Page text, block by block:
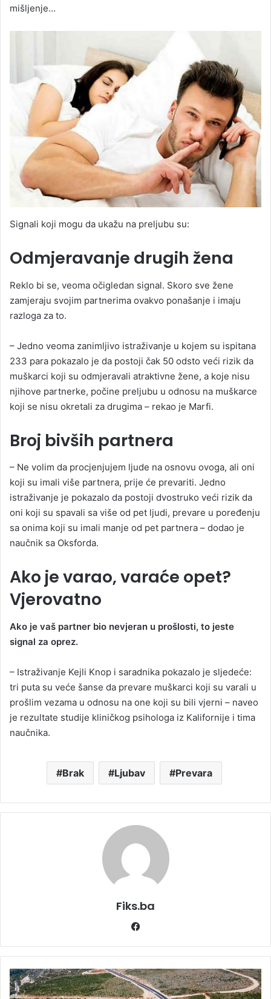
mišljenje…
Signali koji mogu da ukažu na preljubu su:
Odmjeravanje drugih žena
Reklo bi se, veoma očigledan signal. Skoro sve žene
zamjeraju svojim partnerima ovakvo ponašanje i imaju
razloga za to.
– Jedno veoma zanimljivo istraživanje u kojem su ispitana
233 para pokazalo je da postoji čak 50 odsto veći rizik da
muškarci koji su odmjeravali atraktivne žene, a koje nisu
njihove partnerke, počine preljubu u odnosu na muškarce
koji se nisu okretali za drugima – rekao je Marfi.
Broj bivših partnera
– Ne volim da procjenjujem ljude na osnovu ovoga, ali oni
koji su imali više partnera, prije će prevariti. Jedno
istraživanje je pokazalo da postoji dvostruko veći rizik da
oni koji su spavali sa više od pet ljudi, prevare u poređenju
sa onima koji su imali manje od pet partnera – dodao je
naučnik sa Oksforda.
Ako je varao, varaće opet?
Vjerovatno
Ako je vaš partner bio nevjeran u prošlosti, to jeste
signal za oprez.
– Istraživanje Kejli Knop i saradnika pokazalo je sljedeće:
tri puta su veće šanse da prevare muškarci koji su varali u
prošlim vezama u odnosu na one koji su bili vjerni – naveo
je rezultate studije kliničkog psihologa iz Kalifornije i tima
naučnika.
Brak Ljubav Prevara
Fiks.ba
Uskoro
će